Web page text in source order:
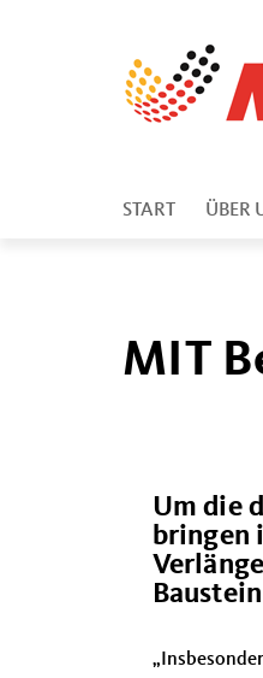
START ÜBER
MIT
Um die
bringen